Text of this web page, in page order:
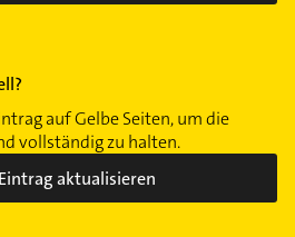
auf Gelbe Seiten, um die
vollständig zu halten.
aktualisieren